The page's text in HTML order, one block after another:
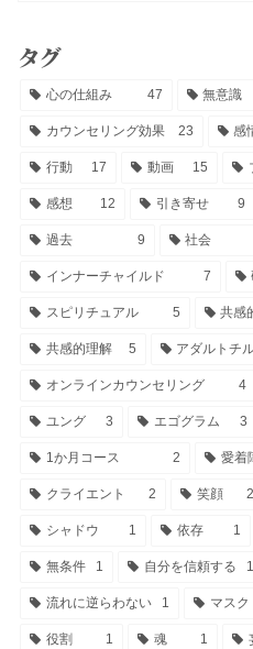
タグ
心の仕組み 47 無意識
カウンセリング効果 23 感
行動 17 動画 15
感想 12 引き寄せ 9
過去 9 社会
インナーチャイルド 7
スピリチュアル 5 共感
共感的理解 5 アダルトチ
オンラインカウンセリング 4
ユング 3 エゴグラム 3
1か月コース 2 愛着
クライエント 2 笑顔 2
シャドウ 1 依存 1
無条件 1 自分を信頼する 1
流れに逆らわない 1 マスク
役割 1 魂 1